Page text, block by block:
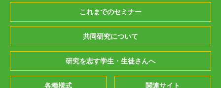
これまでのセミナー
共同研究について
研究を志す学生・生徒さんへ
各種様式 関連サイト